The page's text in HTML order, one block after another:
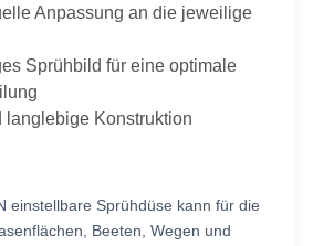
Anpassung an die jeweilige
Sprühbild für eine optimale
langlebige Konstruktion
einstellbare Sprühdüse kann für die
Beeten, Wegen und